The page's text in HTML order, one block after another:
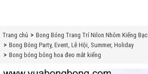
Trang chủ
Bong Bóng Trang Trí Nilon Nhôm Kiếng Bạc
Bong Bóng Party, Event, Lễ Hội, Summer, Holiday
Bong bóng bông hoa đeo mắt kiếng